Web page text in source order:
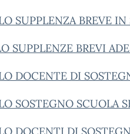
SUPPLENZA BREVE
SUPPLENZE BREVI
DOCENTE DI
SOSTEGNO SCUOLA